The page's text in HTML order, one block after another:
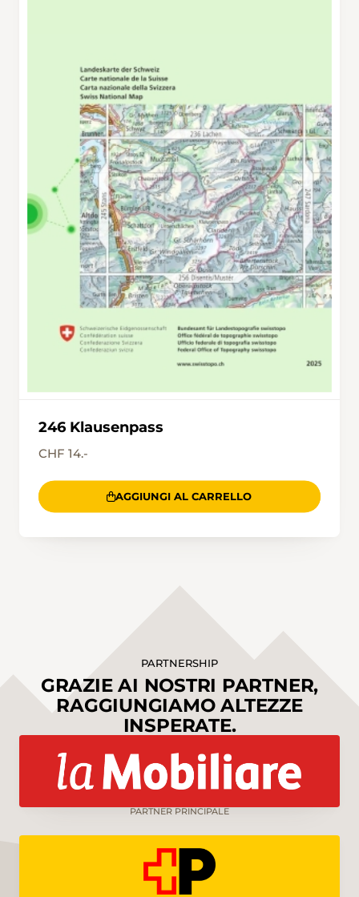
246 Klausenpass
CHF 14.-
AGGIUNGI AL CARRELLO
PARTNERSHIP
GRAZIE AI NOSTRI PARTNER,
RAGGIUNGIAMO ALTEZZE
INSPERATE.
PARTNER PRINCIPALE